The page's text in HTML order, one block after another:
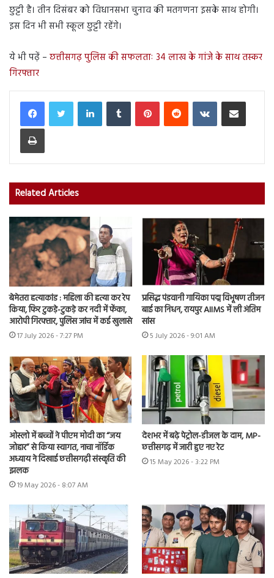
छुट्टी है। तीन दिसंबर को विधानसभा चुनाव की मतगणना इसके साथ होगी।
इस दिन भी सभी स्कूल छुट्टी रहेंगे।
ये भी पढ़ें – छत्तीसगढ़ पुलिस की सफलताः 34 लाख के गांजे के साथ तस्कर
गिरफ्तार
LinkedInTumblr PinterestReddit VKontakteShare via Email
Print
Related Articles
बेमेतरा हत्याकांड : महिला की हत्या कर रेप
किया, फिर टुकड़े-टुकड़े कर नदी में फेंका,
आरोपी गिरफ्तार, पुलिस जांच में कई खुलासे
17 July 2026 - 7:27 PM
प्रसिद्ध पंडवानी गायिका पद्म विभूषण तीजन
बाई का निधन, रायपुर AIIMS में ली अंतिम
सांस
5 July 2026 - 9:01 AM
ओस्लो में बच्चों ने पीएम मोदी का “जय
जोहार” से किया स्वागत, नाचा नॉर्डिक
अध्याय ने दिखाई छत्तीसगढ़ी संस्कृति की
झलक
19 May 2026 - 8:07 AM
देशभर में बढ़े पेट्रोल-डीजल के दाम, MP-
छत्तीसगढ़ में जारी हुए नए रेट
15 May 2026 - 3:22 PM